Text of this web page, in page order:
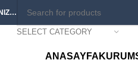
SELECT CATEGORY
ANASAYFA